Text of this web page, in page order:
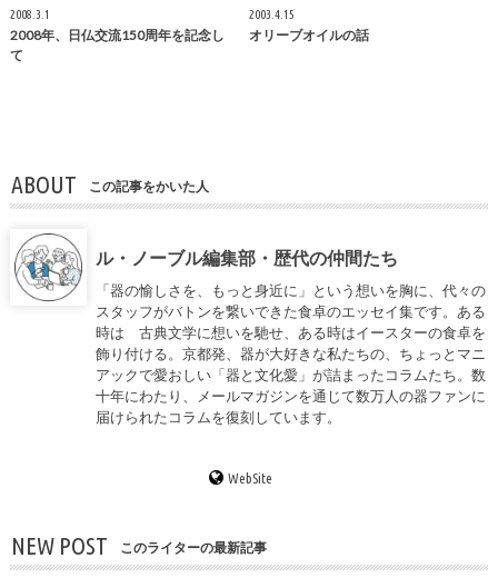
2008.3.1
2008年、日仏交流150周年を記念し
て
2003.4.15
オリーブオイルの話
ABOUT この記事をかいた人
ル・ノーブル編集部・歴代の仲間たち
「器の愉しさを、もっと身近に」という想いを胸に、代々の
スタッフがバトンを繋いできた食卓のエッセイ集です。ある
時は 古典文学に想いを馳せ、ある時はイースターの食卓を
飾り付ける。京都発、器が大好きな私たちの、ちょっとマニ
アックで愛おしい「器と文化愛」が詰まったコラムたち。数
十年にわたり、メールマガジンを通じて数万人の器ファンに
届けられたコラムを復刻しています。
WebSite
NEW POST このライターの最新記事